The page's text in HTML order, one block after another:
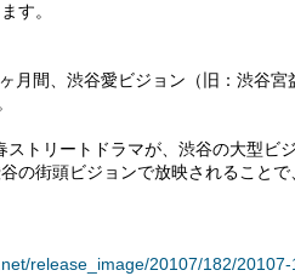
す。
月間、渋谷愛ビジョン（旧：渋谷
トリートドラマが、渋谷の大型ビ
の街頭ビジョンで放映されること
release_image/20107/182/